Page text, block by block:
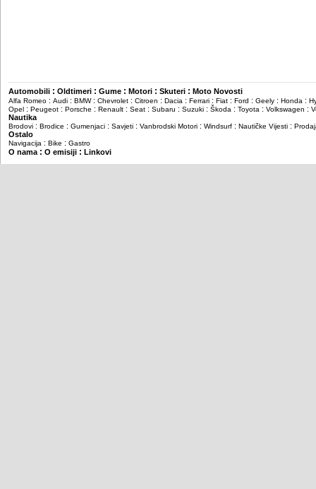
Automobili : Oldtimeri : Gume : Motori : Skuteri : Moto Novosti
Alfa Romeo : Audi : BMW: Chevrolet : Citroen : Dacia : Ferrari : Fiat : Ford : Geely : Honda :
Opel : Peugeot : Porsche : Renault : Seat : Subaru : Suzuki : Škoda : Toyota : Volkswagen :
Nautika
Brodovi : Brodice : Gumenjaci : Savjeti : Vanbrodski Motori : Windsurf : Nautičke Vijesti :
Ostalo
Navigacija : Bike : Gastro
O nama: O emisiji : Linkovi